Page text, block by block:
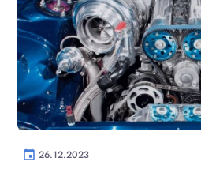
event 26.12.2023